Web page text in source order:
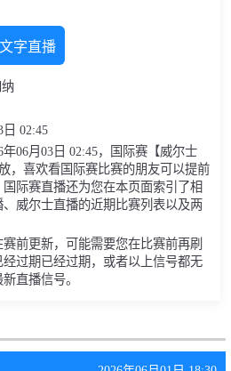
文字直播
日 02:45
年06月03日 02:45，国际赛【威尔士
，喜欢看国际赛比赛的朋友可以提前
际赛直播还为您在本页面索引了相
威尔士直播的近期比赛列表以及两
赛前更新，可能需要您在比赛前再刷
过期已经过期，或者以上信号都无
直播信号。